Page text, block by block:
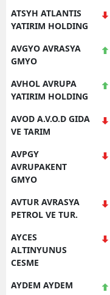
ATSYH ATLANTIS
YATIRIM HOLDING
AVGYO AVRASYA
GMYO
AVHOL AVRUPA
YATIRIM HOLDING
AVOD A.V.O.D GIDA
VE TARIM
AVPGY
AVRUPAKENT
GMYO
AVTUR AVRASYA
PETROL VE TUR.
AYCES
ALTINYUNUS
CESME
AYDEM AYDEM